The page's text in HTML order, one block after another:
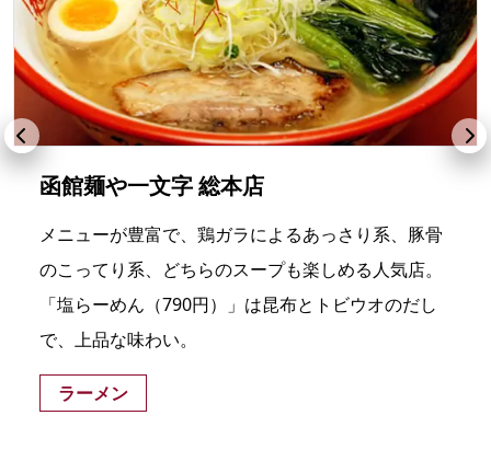
函館麺や一文字 総本店
メニューが豊富で、鶏ガラによるあっさり系、豚骨
のこってり系、どちらのスープも楽しめる人気店。
「塩らーめん（790円）」は昆布とトビウオのだし
で、上品な味わい。
ラーメン